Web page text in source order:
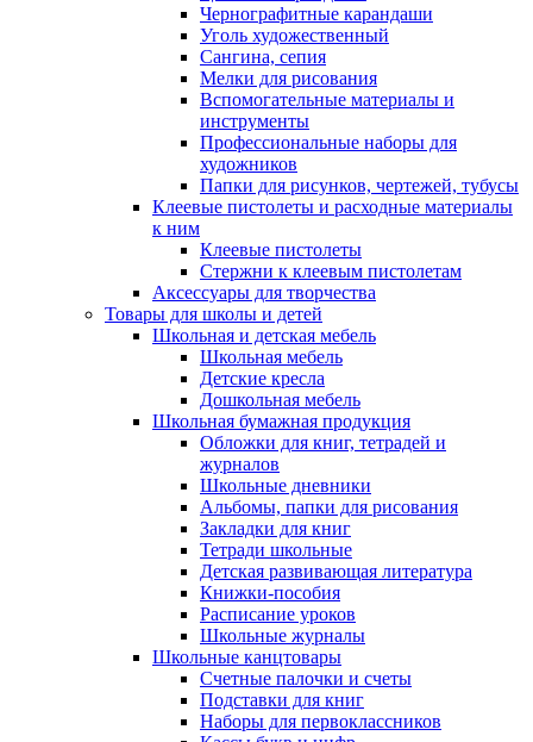
Чернографитные карандаши
Уголь художественный
Сангина, сепия
Мелки для рисования
Вспомогательные материалы и
инструменты
Профессиональные наборы для
художников
Папки для рисунков, чертежей, тубусы
Клеевые пистолеты и расходные материалы
к ним
Клеевые пистолеты
Стержни к клеевым пистолетам
Аксессуары для творчества
Товары для школы и детей
Школьная и детская мебель
Школьная мебель
Детские кресла
Дошкольная мебель
Школьная бумажная продукция
Обложки для книг, тетрадей и
журналов
Школьные дневники
Альбомы, папки для рисования
Закладки для книг
Тетради школьные
Детская развивающая литература
Книжки-пособия
Расписание уроков
Школьные журналы
Школьные канцтовары
Счетные палочки и счеты
Подставки для книг
Наборы для первоклассников